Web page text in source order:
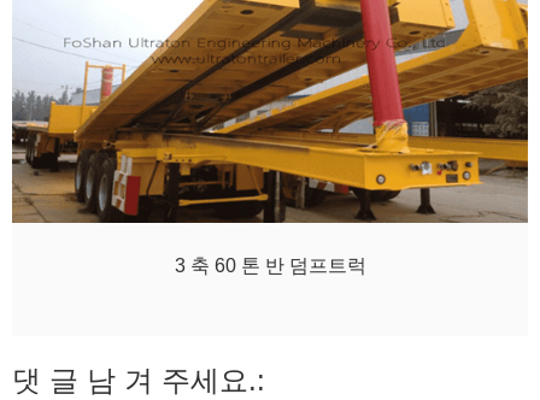
3 축 60 톤 반 덤프트럭
댓 글 남 겨 주세요.: